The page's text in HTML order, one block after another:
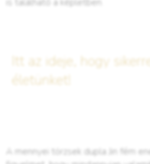
Itt az ideje, hogy
életünket!
A mennyei törzsek dupla Jin fém